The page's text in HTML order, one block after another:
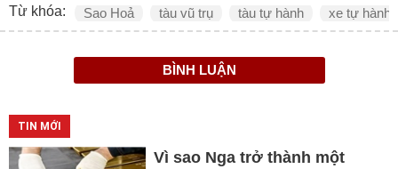
Từ khóa: Sao Hoả tàu vũ trụ tàu tự hành xe tự hành
BÌNH LUẬN
TIN MỚI
Vì sao Nga trở thành một